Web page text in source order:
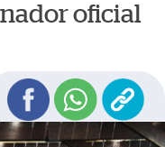
oficial